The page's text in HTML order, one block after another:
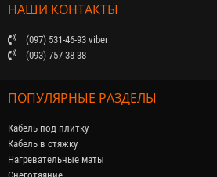
НАШИ КОНТАКТЫ
(097) 531-46-93 viber
(093) 757-38-38
ПОПУЛЯРНЫЕ РАЗДЕЛЫ
Кабель под плитку
Кабель в стяжку
Нагревательные маты